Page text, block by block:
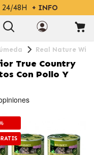
48H + INFO
Real Nature
True Country
Con Pollo Y